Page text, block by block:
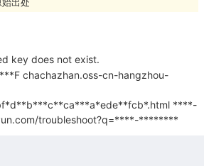
出处
key does not exist.
chachazhan.oss-cn-hangzhou-
****-
troubleshoot?q=****-********